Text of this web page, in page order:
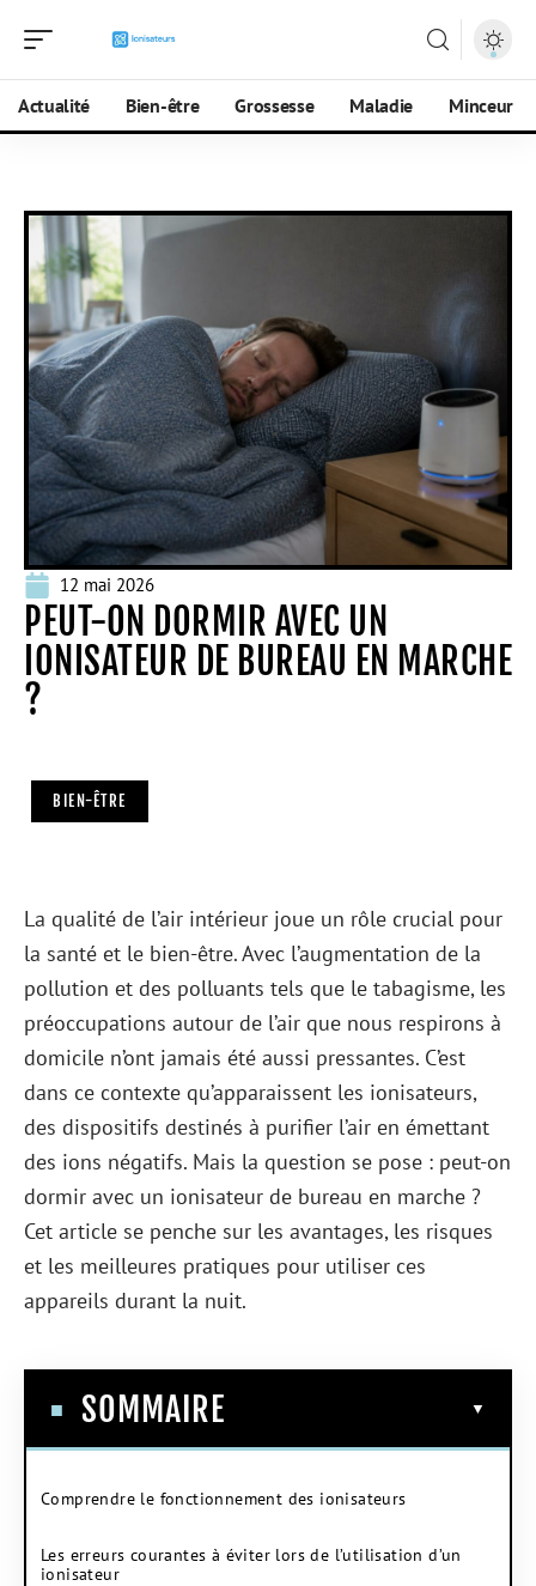
Actualité Bien-être Grossesse Maladie Minceur
12 mai 2026
PEUT-ON DORMIR AVEC UN
IONISATEUR DE BUREAU EN MARCHE
?
BIEN-ÊTRE
La qualité de l’air intérieur joue un rôle crucial pour
la santé et le bien-être. Avec l’augmentation de la
pollution et des polluants tels que le tabagisme, les
préoccupations autour de l’air que nous respirons à
domicile n’ont jamais été aussi pressantes. C’est
dans ce contexte qu’apparaissent les ionisateurs,
des dispositifs destinés à purifier l’air en émettant
des ions négatifs. Mais la question se pose : peut-on
dormir avec un ionisateur de bureau en marche ?
Cet article se penche sur les avantages, les risques
et les meilleures pratiques pour utiliser ces
appareils durant la nuit.
SOMMAIRE
Comprendre le fonctionnement des ionisateurs
Les erreurs courantes à éviter lors de l’utilisation d’un
ionisateur